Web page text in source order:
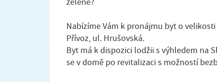
Nabízíme Vám k pronájmu byt o
Přívoz, ul. Hrušovská.
Byt má k dispozici lodžii s výhledem na
se v domě po revitalizaci s možností